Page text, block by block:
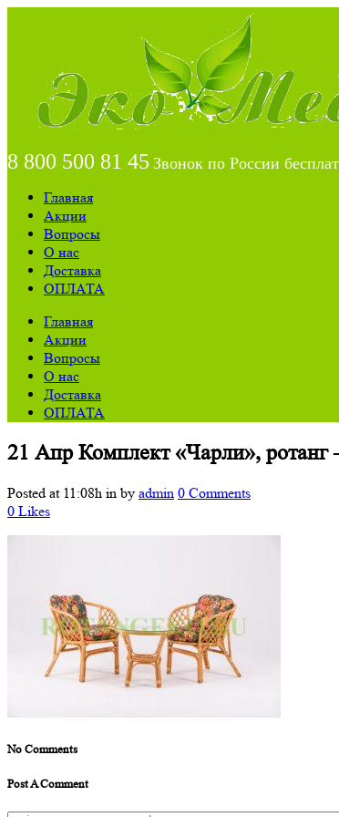
8 800 500 81 45 Звонок по России
Главная
Акции
Вопросы
О нас
Доставка
ОПЛАТА
Главная
Акции
Вопросы
О нас
Доставка
ОПЛАТА
21 АпрКомплект «Чарли»,
Posted at 11:08h in by admin 0 Comments
0 Likes
No Comments
Post A Comment